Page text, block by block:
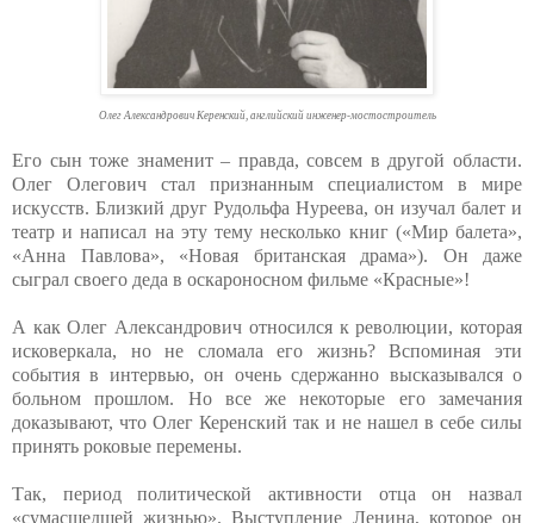
Олег Александрович Керенский, английский инженер-мостостроитель
Его сын тоже знаменит – правда, совсем в другой области.
Олег Олегович стал признанным специалистом в мире
искусств. Близкий друг Рудольфа Нуреева, он изучал балет и
театр и написал на эту тему несколько книг («Мир балета»,
«Анна Павлова», «Новая британская драма»). Он даже
сыграл своего деда в оскароносном фильме «Красные»!
А как Олег Александрович относился к революции, которая
исковеркала, но не сломала его жизнь? Вспоминая эти
события в интервью, он очень сдержанно высказывался о
больном прошлом. Но все же некоторые его замечания
доказывают, что Олег Керенский так и не нашел в себе силы
принять роковые перемены.
Так, период политической активности отца он назвал
«сумасшедшей жизнью». Выступление Ленина, которое он